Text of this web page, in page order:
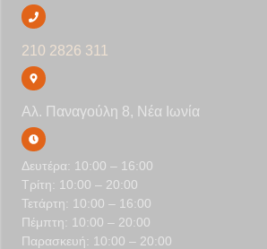
210 2826 311
Αλ. Παναγούλη 8, Νέα Ιωνία
Δευτέρα: 10:00 – 16:00
Τρίτη: 10:00 – 20:00
Τετάρτη: 10:00 – 16:00
Πέμπτη: 10:00 – 20:00
Παρασκευή: 10:00 – 20:00